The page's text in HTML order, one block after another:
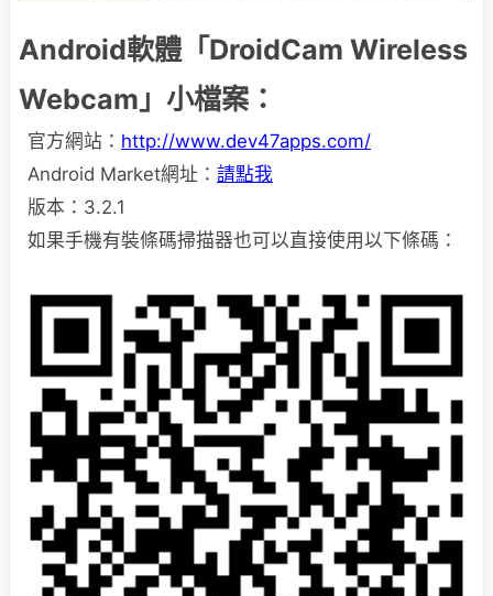
Android軟體「DroidCam Wireless
Webcam」小檔案：
官方網站： http://www.dev47apps.com/
Android Market網址： 請點我
版本：3.2.1
如果手機有裝條碼掃描器也可以直接使用以下條碼：